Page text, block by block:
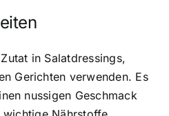
in Salatdressings,
Gerichten verwenden. Es
nussigen Geschmack